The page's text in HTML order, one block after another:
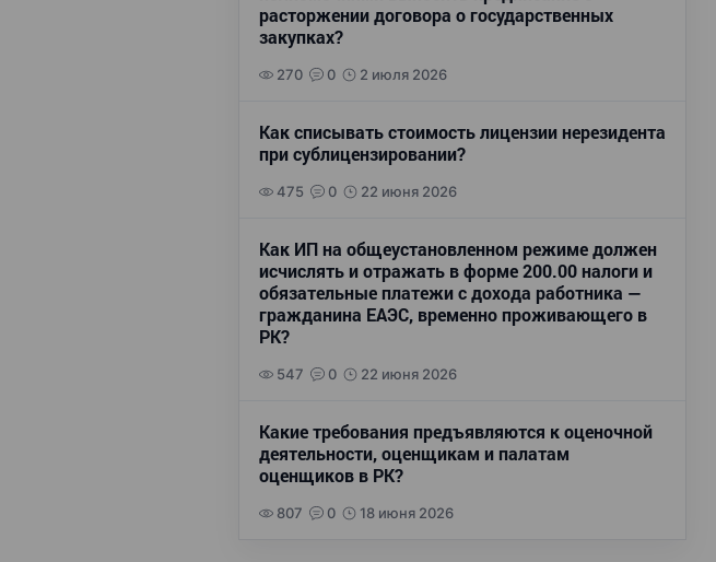
расторжении договора о государственных
закупках?
270 0 2 июля 2026
Как списывать стоимость лицензии нерезидента
при сублицензировании?
475 0 22 июня 2026
Как ИП на общеустановленном режиме должен
исчислять и отражать в форме 200.00 налоги и
обязательные платежи с дохода работника —
гражданина ЕАЭС, временно проживающего в
РК?
547 0 22 июня 2026
Какие требования предъявляются к оценочной
деятельности, оценщикам и палатам
оценщиков в РК?
807 0 18 июня 2026